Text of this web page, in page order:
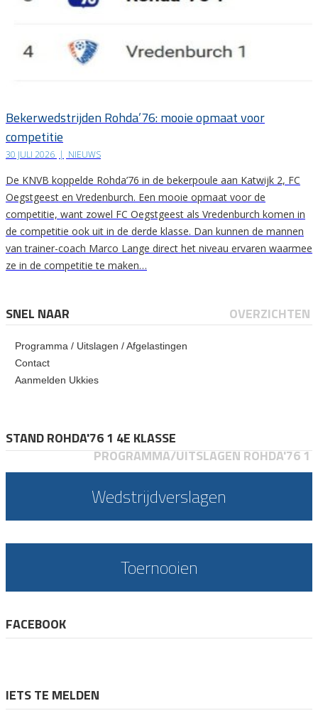
Bekerwedstrijden Rohda’76: mooie opmaat voor
competitie
30 JULI 2026 | NIEUWS
De KNVB koppelde Rohda’76 in de bekerpoule aan Katwijk 2, FC
Oegstgeest en Vredenburch. Een mooie opmaat voor de
competitie, want zowel FC Oegstgeest als Vredenburch komen in
de competitie ook uit in de derde klasse. Dan kunnen de mannen
van trainer-coach Marco Lange direct het niveau ervaren waarmee
ze in de competitie te maken…
SNEL NAAR OVERZICHTEN
Programma / Uitslagen / Afgelastingen
Contact
Aanmelden Ukkies
STAND ROHDA'76 1 4E KLASSE
PROGRAMMA/UITSLAGEN ROHDA'76 1
Wedstrijdverslagen
Toernooien
FACEBOOK
IETS TE MELDEN